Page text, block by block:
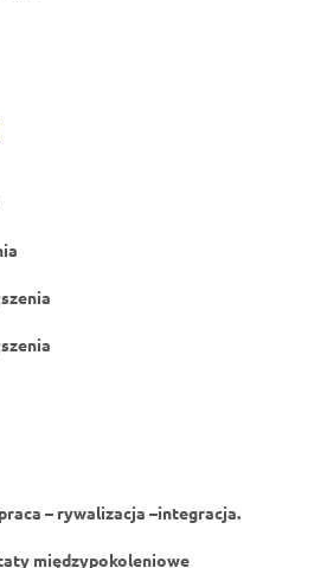
– rywalizacja –integracja.
międzypokoleniowe